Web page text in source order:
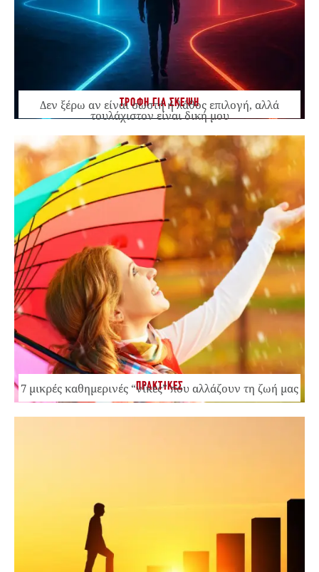
ΤΡΟΦΗ ΓΙΑ ΣΚΕΨΗ
Δεν ξέρω αν είναι σωστή ή λάθος επιλογή, αλλά
τουλάχιστον είναι δική μου
ΠΡΑΚΤΙΚΕΣ
7 μικρές καθημερινές “νίκες” που αλλάζουν τη ζωή μας